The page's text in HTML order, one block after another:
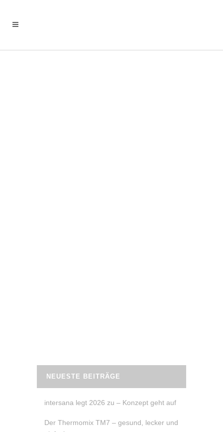
NEUESTE BEITRÄGE
intersana legt 2026 zu – Konzept geht auf
Der Thermomix TM7 – gesund, lecker und